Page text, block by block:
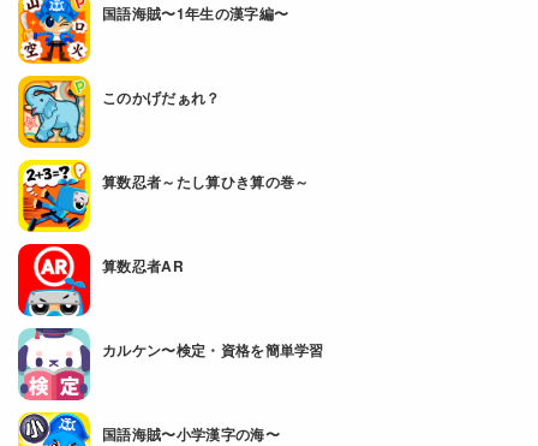
国語海賊〜1年生の漢字編〜
このかげだぁれ？
算数忍者～たし算ひき算の巻～
算数忍者AR
カルケン〜検定・資格を簡単学習
国語海賊〜小学漢字の海〜